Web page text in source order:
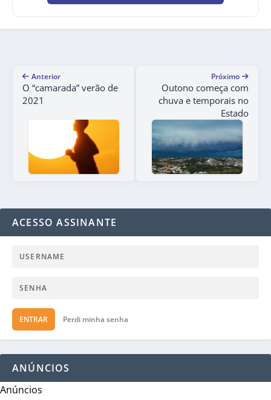
Anterior
O “camarada” verão de
2021
Próximo
Outono começa com
chuva e temporais no
Estado
ACESSO ASSINANTE
ENTRAR Perdi minha senha
ANÚNCIOS
Anúncios